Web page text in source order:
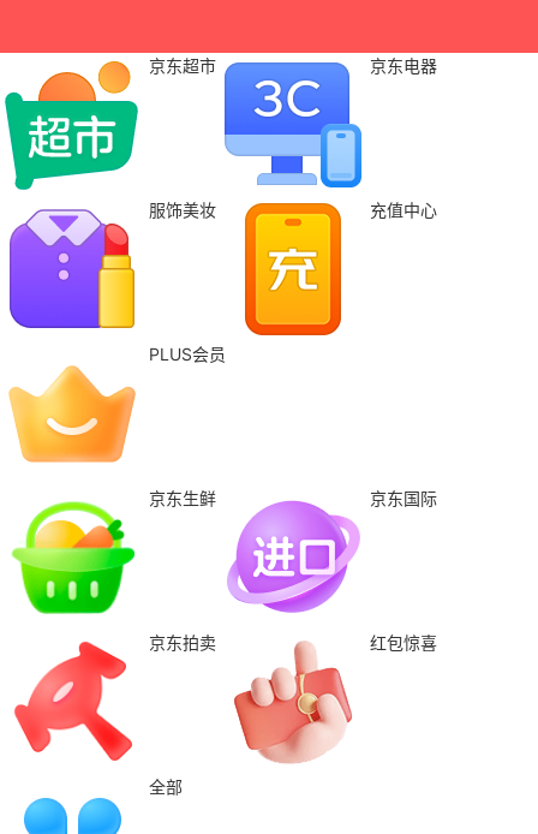
京东超市 京东电器
服饰美妆 充值中心
PLUS会员
京东生鲜 京东国际
京东拍卖 红包惊喜
全部